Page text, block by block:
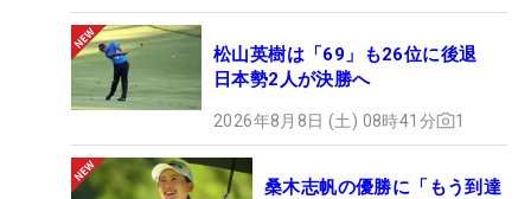
松山英樹は「69」も26位に後退
日本勢2人が決勝へ
2026年8月8日 (土) 08時41分 1
桑木志帆の優勝に「もう到達